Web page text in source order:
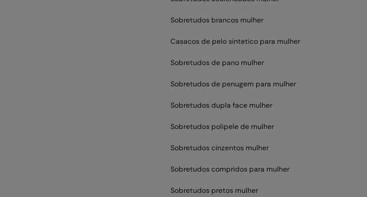
Sobretudos brancos mulher
Casacos de pelo sintetico para mulher
Sobretudos de pano mulher
Sobretudos de penugem para mulher
Sobretudos dupla face mulher
Sobretudos polipele de mulher
Sobretudos cinzentos mulher
Sobretudos compridos para mulher
Sobretudos pretos mulher